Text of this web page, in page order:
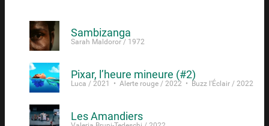
Sambizanga
Sarah Maldoror / 1972
Pixar, l’heure mineure (#2)
Luca / 2021 • Alerte rouge / 2022 • Buzz l'Éclair / 2022
Les Amandiers